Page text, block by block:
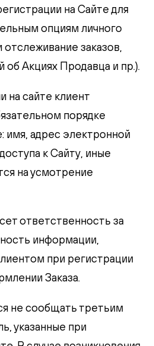
на Сайте для
опциям личного
заказов,
об Акциях Продавца и пр.).
на сайте клиент
порядке
адрес электронной
к Сайту, иные
на усмотрение
ответственность за
информации,
при регистрации
Заказа.
не сообщать третьим
указанные при